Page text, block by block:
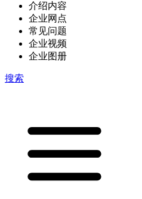
介绍内容
企业网点
常见问题
企业视频
企业图册
搜索